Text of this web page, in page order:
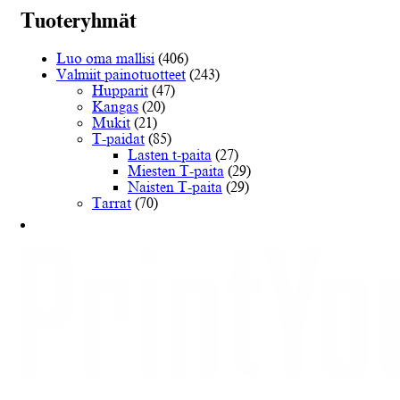
tuotteen
Tuoteryhmät
Luo oma mallisi (406)
Valmiit painotuotteet (243)
Hupparit (47)
Kangas (20)
Mukit (21)
T-paidat (85)
Lasten t-paita (27)
Miesten T-paita (29)
Naisten T-paita (29)
Tarrat (70)